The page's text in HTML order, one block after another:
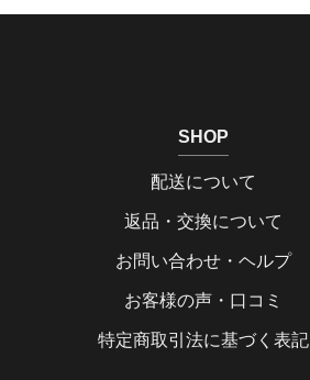
SHOP
配送について
返品・交換について
お問い合わせ・ヘルプ
お客様の声・口コミ
特定商取引法に基づく表記